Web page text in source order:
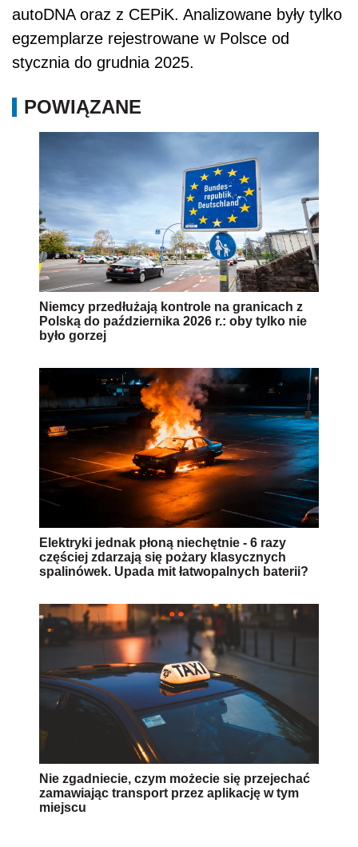
autoDNA oraz z CEPiK. Analizowane były tylko
egzemplarze rejestrowane w Polsce od
stycznia do grudnia 2025.
POWIĄZANE
Niemcy przedłużają kontrole na granicach z
Polską do października 2026 r.: oby tylko nie
było gorzej
Elektryki jednak płoną niechętnie - 6 razy
częściej zdarzają się pożary klasycznych
spalinówek. Upada mit łatwopalnych baterii?
Nie zgadniecie, czym możecie się przejechać
zamawiając transport przez aplikację w tym
miejscu